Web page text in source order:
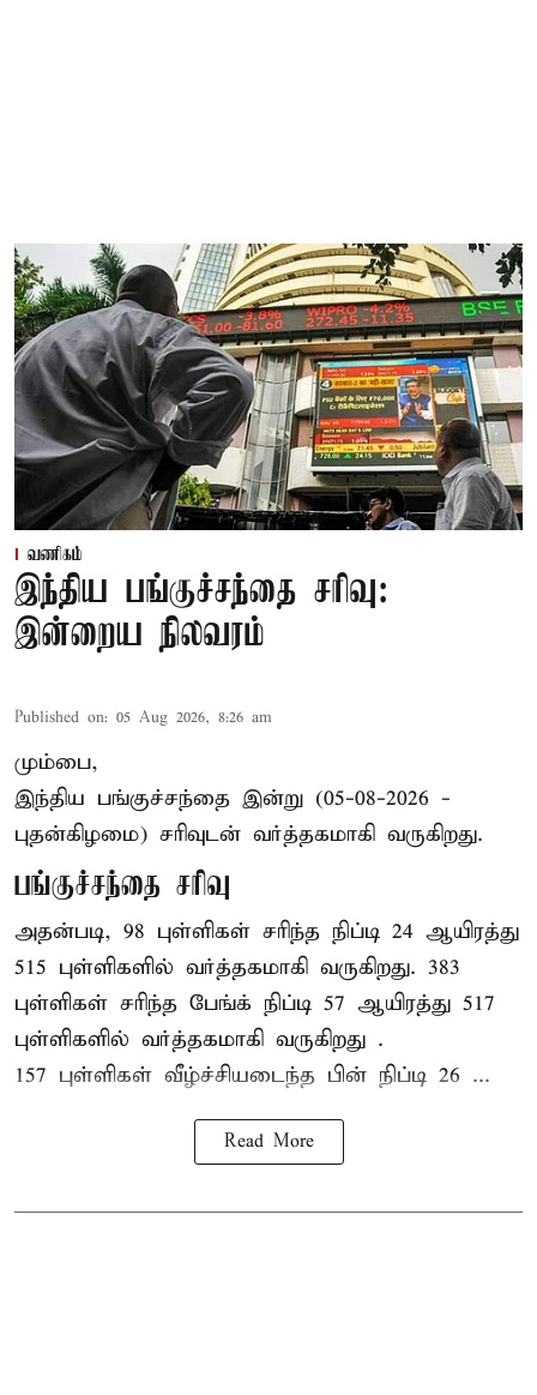
வணிகம்
இந்திய பங்குச்சந்தை சரிவு:
இன்றைய நிலவரம்
Published on: 05 Aug 2026, 8:26 am
மும்பை,
இந்திய பங்குச்சந்தை இன்று (05-08-2026 -
புதன்கிழமை) சரிவுடன் வர்த்தகமாகி வருகிறது.
பங்குச்சந்தை சரிவு
அதன்படி, 98 புள்ளிகள் சரிந்த நிப்டி 24 ஆயிரத்து
515 புள்ளிகளில் வர்த்தகமாகி வருகிறது. 383
புள்ளிகள் சரிந்த பேங்க் நிப்டி 57 ஆயிரத்து 517
புள்ளிகளில் வர்த்தகமாகி வருகிறது .
157 புள்ளிகள் வீழ்ச்சியடைந்த பின் நிப்டி 26 ...
Read More